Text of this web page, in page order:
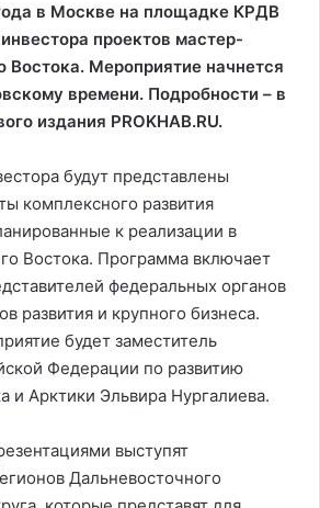
в Москве на площадке КРДВ
проектов мастер-
Востока. Мероприятие начнется
времени. Подробности – в
издания PROKHAB.RU.
будут представлены
комплексного развития
к реализации в
Востока. Программа включает
федеральных органов
развития и крупного бизнеса.
будет заместитель
Федерации по развитию
и Арктики Эльвира Нургалиева.
выступят
Дальневосточного